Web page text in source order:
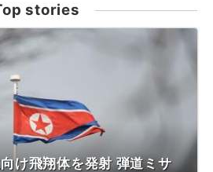
stories
け飛翔体を発射 弾道ミサ